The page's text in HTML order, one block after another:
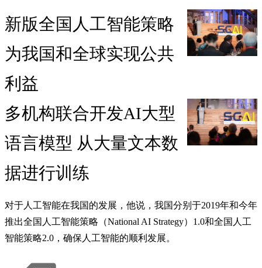
新版全国人工智能策略
为我国和全球实现公共
利益
多机构联合开发AI大型
语言模型 从大量文本数
据进行训练
对于人工智能在我国的发展，他说，我国分别于2019年和今年
推出全国人工智能策略（National AI Strategy）1.0和全国人工
智能策略2.0，确保人工智能的顺利发展。